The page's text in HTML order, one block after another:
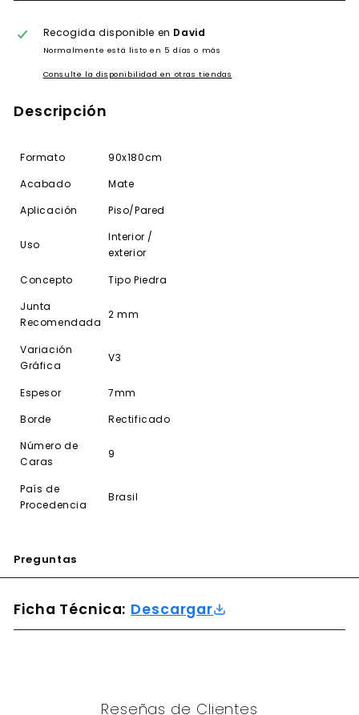
Recogida disponible en David
Normalmente está listo en 5 días o más
Consulte la disponibilidad en otras tiendas
Descripción
Formato
90x180cm
Acabado
Mate
Aplicación
Piso/Pared
Uso
Interior /
exterior
Concepto
Tipo Piedra
Junta
Recomendada
2 mm
Variación
Gráfica
V3
Espesor
7mm
Borde
Rectificado
Número de
Caras
9
País de
Procedencia
Brasil
Preguntas
Ficha Técnica: Descargar
Reseñas de Clientes